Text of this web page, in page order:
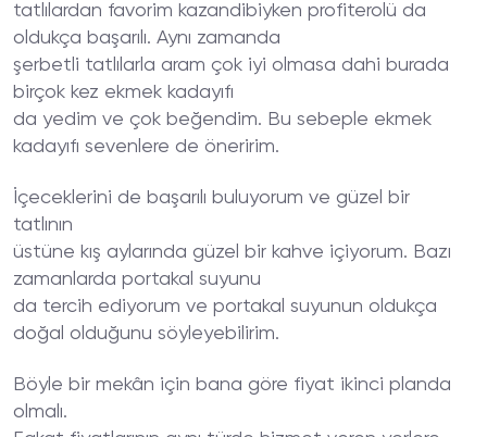
tatlılardan favorim kazandibiyken profiterolü da
oldukça başarılı. Aynı zamanda
şerbetli tatlılarla aram çok iyi olmasa dahi burada
birçok kez ekmek kadayıfı
da yedim ve çok beğendim. Bu sebeple ekmek
kadayıfı sevenlere de öneririm.
İçeceklerini de başarılı buluyorum ve güzel bir
tatlının
üstüne kış aylarında güzel bir kahve içiyorum. Bazı
zamanlarda portakal suyunu
da tercih ediyorum ve portakal suyunun oldukça
doğal olduğunu söyleyebilirim.
Böyle bir mekân için bana göre fiyat ikinci planda
olmalı.